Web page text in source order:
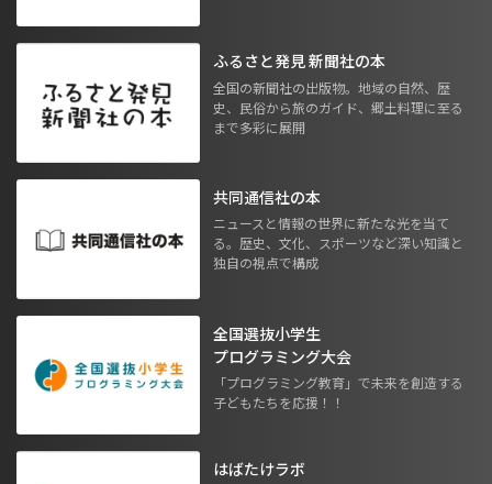
ふるさと発見 新聞社の本
全国の新聞社の出版物。地域の自然、歴
史、民俗から旅のガイド、郷土料理に至る
まで多彩に展開
共同通信社の本
ニュースと情報の世界に新たな光を当て
る。歴史、文化、スポーツなど深い知識と
独自の視点で構成
全国選抜小学生
プログラミング大会
「プログラミング教育」で未来を創造する
子どもたちを応援！！
はばたけラボ